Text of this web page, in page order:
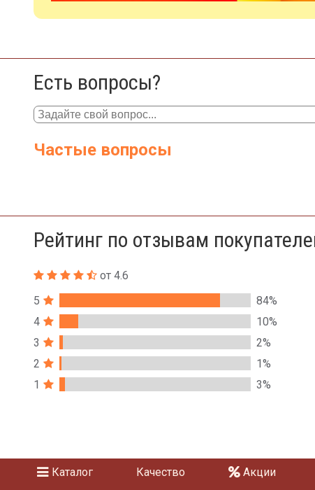
Есть вопросы?
Частые вопросы
Рейтинг по отзывам
от 4.6
5
84%
4
10%
3
2%
2
1%
1
3%
Каталог Качество Акции